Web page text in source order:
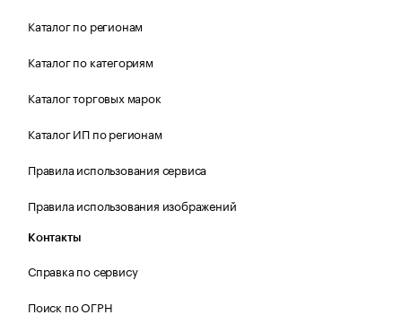
Каталог по регионам
Каталог по категориям
Каталог торговых марок
Каталог ИП по регионам
Правила использования сервиса
Правила использования изображений
Контакты
Справка по сервису
Поиск по ОГРН